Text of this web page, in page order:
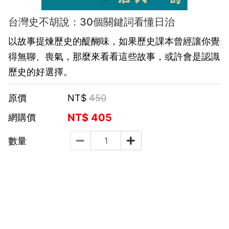
台灣史不胡說：30個關鍵詞看懂日治
以故事提煉歷史的醍醐味，如果歷史課本曾經讓你覺
得無聊、喪氣，那麼來看看這些故事，或許會是認識
歷史的好選擇。
原價 NT$ 450
網購價
NT$ 405
數量